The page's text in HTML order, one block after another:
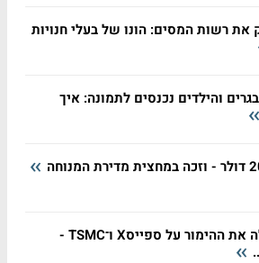
רשות המסים: הונו של בעלי חנויות
והילדים נכנסים לתמונה: איך
קת׳י ווד מגדילה את ההימור על ספייסX ו־TSMC -